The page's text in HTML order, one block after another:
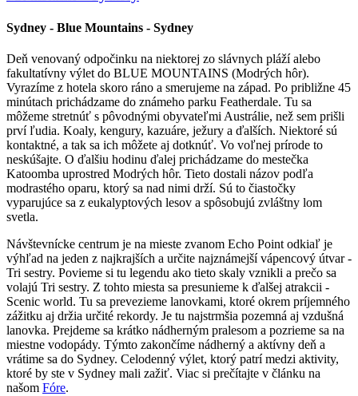
Sydney - Blue Mountains - Sydney
Deň venovaný odpočinku na niektorej zo slávnych pláží alebo
fakultatívny výlet do BLUE MOUNTAINS (Modrých hôr).
Vyrazíme z hotela skoro ráno a smerujeme na západ. Po približne 45
minútach prichádzame do známeho parku Featherdale. Tu sa
môžeme stretnúť s pôvodnými obyvateľmi Austrálie, než sem prišli
prví ľudia. Koaly, kengury, kazuáre, ježury a ďalších. Niektoré sú
kontaktné, a tak sa ich môžete aj dotknúť. Vo voľnej prírode to
neskúšajte. O ďalšiu hodinu ďalej prichádzame do mestečka
Katoomba uprostred Modrých hôr. Tieto dostali názov podľa
modrastého oparu, ktorý sa nad nimi drží. Sú to čiastočky
vyparujúce sa z eukalyptových lesov a spôsobujú zvláštny lom
svetla.
Návštevnícke centrum je na mieste zvanom Echo Point odkiaľ je
výhľad na jeden z najkrajších a určite najznámejší vápencový útvar -
Tri sestry. Povieme si tu legendu ako tieto skaly vznikli a prečo sa
volajú Tri sestry. Z tohto miesta sa presunieme k ďalšej atrakcii -
Scenic world. Tu sa prevezieme lanovkami, ktoré okrem príjemného
zážitku aj držia určité rekordy. Je tu najstrmšia pozemná aj vzdušná
lanovka. Prejdeme sa krátko nádherným pralesom a pozrieme sa na
miestne vodopády. Týmto zakončíme nádherný a aktívny deň a
vrátime sa do Sydney. Celodenný výlet, ktorý patrí medzi aktivity,
ktoré by ste v Sydney mali zažiť. Viac si prečítajte v článku na
našom Fóre.